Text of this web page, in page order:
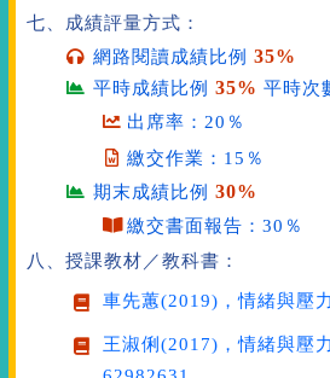
七、成績評量方式：
網路閱讀成績比例35%
平時成績比例35% 平時次
出席率：20％
繳交作業：15％
期末成績比例30%
繳交書面報告：30％
八、授課教材／教科書：
車先蕙(2019)，情緒與壓
王淑俐(2017)，情緒與壓